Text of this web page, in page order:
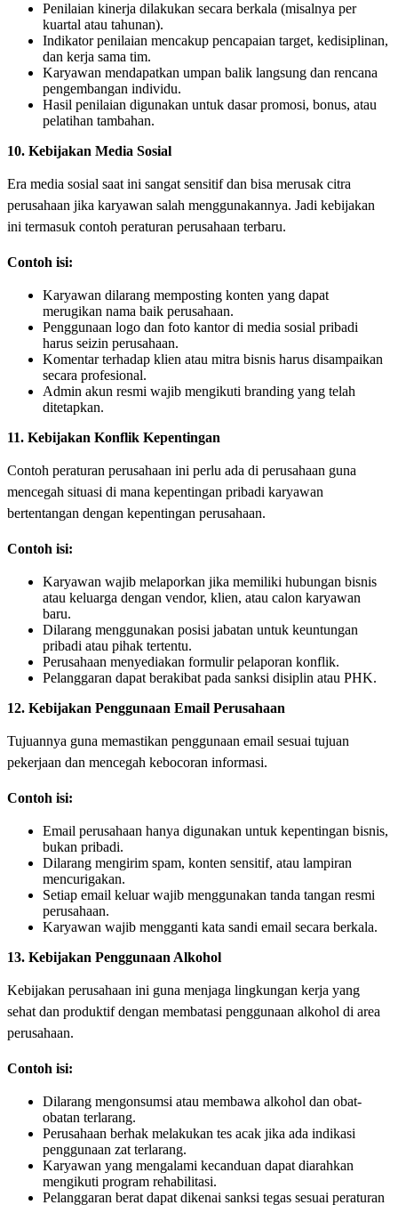
Penilaian kinerja dilakukan secara berkala (misalnya per
kuartal atau tahunan).
Indikator penilaian mencakup pencapaian target, kedisiplinan,
dan kerja sama tim.
Karyawan mendapatkan umpan balik langsung dan rencana
pengembangan individu.
Hasil penilaian digunakan untuk dasar promosi, bonus, atau
pelatihan tambahan.
10. Kebijakan Media Sosial
Era media sosial saat ini sangat sensitif dan bisa merusak citra
perusahaan jika karyawan salah menggunakannya. Jadi kebijakan
ini termasuk contoh peraturan perusahaan terbaru.
Contoh isi:
Karyawan dilarang memposting konten yang dapat
merugikan nama baik perusahaan.
Penggunaan logo dan foto kantor di media sosial pribadi
harus seizin perusahaan.
Komentar terhadap klien atau mitra bisnis harus disampaikan
secara profesional.
Admin akun resmi wajib mengikuti branding yang telah
ditetapkan.
11. Kebijakan Konflik Kepentingan
Contoh peraturan perusahaan ini perlu ada di perusahaan guna
mencegah situasi di mana kepentingan pribadi karyawan
bertentangan dengan kepentingan perusahaan.
Contoh isi:
Karyawan wajib melaporkan jika memiliki hubungan bisnis
atau keluarga dengan vendor, klien, atau calon karyawan
baru.
Dilarang menggunakan posisi jabatan untuk keuntungan
pribadi atau pihak tertentu.
Perusahaan menyediakan formulir pelaporan konflik.
Pelanggaran dapat berakibat pada sanksi disiplin atau PHK.
12. Kebijakan Penggunaan Email Perusahaan
Tujuannya guna memastikan penggunaan email sesuai tujuan
pekerjaan dan mencegah kebocoran informasi.
Contoh isi:
Email perusahaan hanya digunakan untuk kepentingan bisnis,
bukan pribadi.
Dilarang mengirim spam, konten sensitif, atau lampiran
mencurigakan.
Setiap email keluar wajib menggunakan tanda tangan resmi
perusahaan.
Karyawan wajib mengganti kata sandi email secara berkala.
13. Kebijakan Penggunaan Alkohol
Kebijakan perusahaan ini guna menjaga lingkungan kerja yang
sehat dan produktif dengan membatasi penggunaan alkohol di area
perusahaan.
Contoh isi:
Dilarang mengonsumsi atau membawa alkohol dan obat-
obatan terlarang.
Perusahaan berhak melakukan tes acak jika ada indikasi
penggunaan zat terlarang.
Karyawan yang mengalami kecanduan dapat diarahkan
mengikuti program rehabilitasi.
Pelanggaran berat dapat dikenai sanksi tegas sesuai peraturan